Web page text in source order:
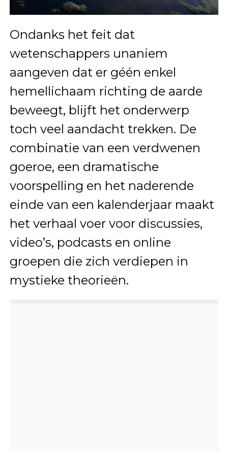
Ondanks het feit dat
wetenschappers unaniem
aangeven dat er géén enkel
hemellichaam richting de aarde
beweegt, blijft het onderwerp
toch veel aandacht trekken. De
combinatie van een verdwenen
goeroe, een dramatische
voorspelling en het naderende
einde van een kalenderjaar maakt
het verhaal voer voor discussies,
video’s, podcasts en online
groepen die zich verdiepen in
mystieke theorieën.